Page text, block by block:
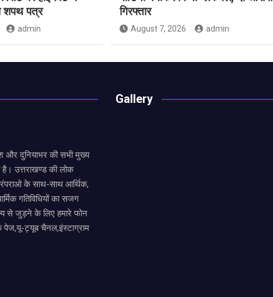
शपथ पत्र
admin
गिरफ्तार
August 7, 2026 admin
और दुनियाभर की सभी मुख्य
है। उत्तराखण्ड की लोक
के साथ-साथ आर्थिक,
गतिविधियों का सजग
से जुड़ने के लिए हमारे फोन
ट्यूब चैनल,इंस्टाग्राम
Gallery